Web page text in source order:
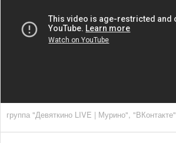
группа "Девяткино LIVE | Мурино", "ВКонтакте"